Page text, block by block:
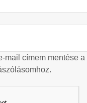
mail címem mentése